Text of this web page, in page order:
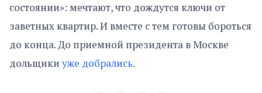
состоянии»: мечтают, что дождутся ключи от
заветных квартир. И вместе с тем готовы бороться
до конца. До приемной президента в Москве
дольщики уже добрались.